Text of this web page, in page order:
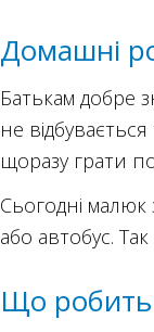
Домашні
Батькам добре
не
щоразу грати
Сьогодні малюк
або автобус.
Що робить